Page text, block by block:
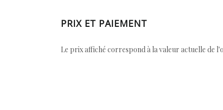
PRIX ET PAIEMENT
Le prix affiché correspond à la valeur actuelle de